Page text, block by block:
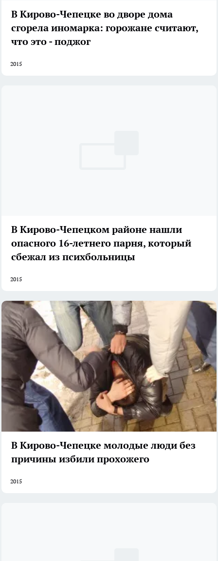
В Кирово-Чепецке во дворе дома
сгорела иномарка: горожане считают,
что это - поджог
2015
В Кирово-Чепецком районе нашли
опасного 16-летнего парня, который
сбежал из психбольницы
2015
В Кирово-Чепецке молодые люди без
причины избили прохожего
2015